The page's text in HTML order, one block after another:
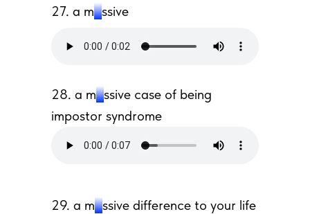
27. a massive
28. a massive case of being
impostor syndrome
29. a massive difference to your life